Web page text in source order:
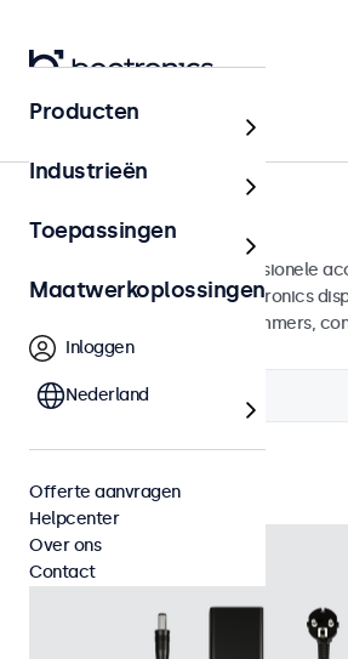
Home
Accessoires
Een groot assortiment professionele
benodigdheden voor uw Beetronics
voetsteunen, videokabels, dimmers,
Filter (12)
Producten
Industrieën
Toepassingen
Maatwerkoplossingen
Inloggen
Nederland
Offerte aanvragen
Helpcenter
Over ons
Contact